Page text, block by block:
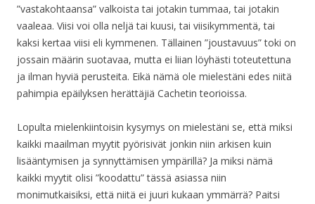
”vastakohtaansa” valkoista tai jotakin tummaa, tai jotakin
vaaleaa. Viisi voi olla neljä tai kuusi, tai viisikymmentä, tai
kaksi kertaa viisi eli kymmenen. Tällainen ”joustavuus” toki on
jossain määrin suotavaa, mutta ei liian löyhästi toteutettuna
ja ilman hyviä perusteita. Eikä nämä ole mielestäni edes niitä
pahimpia epäilyksen herättäjiä Cachetin teorioissa.
Lopulta mielenkiintoisin kysymys on mielestäni se, että miksi
kaikki maailman myytit pyörisivät jonkin niin arkisen kuin
lisääntymisen ja synnyttämisen ympärillä? Ja miksi nämä
kaikki myytit olisi ”koodattu” tässä asiassa niin
monimutkaisiksi, että niitä ei juuri kukaan ymmärrä? Paitsi